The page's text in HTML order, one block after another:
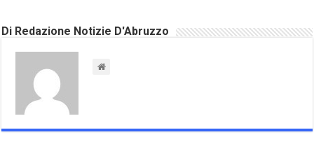
Di Redazione Notizie D'Abruzzo